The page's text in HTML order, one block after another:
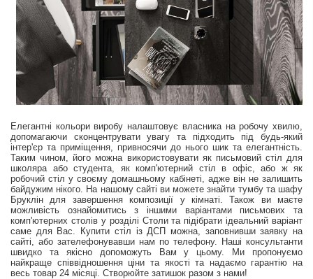
Елегантні кольори виробу налаштовує власника на робочу хвилю,
допомагаючи сконцентрувати увагу та підходить під будь-який
інтер'єр та приміщення, привносячи до нього шик та елегантність.
Таким чином, його можна використовувати як письмовий стіл для
школяра або студента, як комп'ютерний стіл в офіс, або ж як
робочий стіл у своєму домашньому кабінеті, адже він не залишить
байдужим нікого. На нашому сайті ви можете знайти тумбу та шафу
Бруклін для завершення композиції у кімнаті. Також ви маєте
можливість ознайомитись з іншими варіантами письмових та
комп'ютерних столів у розділі Столи та підібрати ідеальний варіант
саме для Вас. Купити стіл із ДСП можна, заповнивши заявку на
сайті, або зателефонувавши нам по телефону. Наші консультанти
швидко та якісно допоможуть Вам у цьому. Ми пропонуємо
найкраще співвідношення ціни та якості та надаємо гарантію на
весь товар 24 місяці. Створюйте затишок разом з нами!